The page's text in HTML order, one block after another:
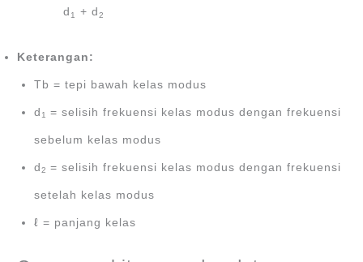
d 1 + d2
Keterangan:
Tb = tepi bawah kelas modus
d 1 = selisih frekuensi kelas modus dengan frekuensi
sebelum kelas modus
d 2 = selisih frekuensi kelas modus dengan frekuensi
setelah kelas modus
ℓ = panjang kelas